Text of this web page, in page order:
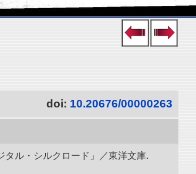
doi: 10.20676/00000263
タル・シルクロード」／東洋文庫.